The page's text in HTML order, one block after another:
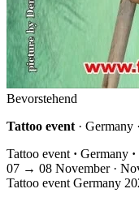
Bevorstehend
Tattoo event · Germany
Tattoo event · Germany ·
07 → 08 November ·
Tattoo event Germany